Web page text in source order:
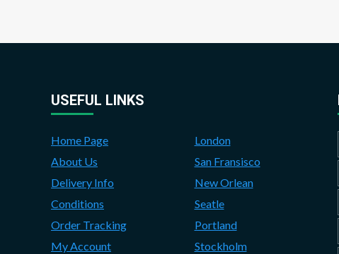
USEFUL LINKS
Home Page
About Us
Delivery Info
Conditions
Order Tracking
My Account
London
San Fransisco
New Orlean
Seatle
Portland
Stockholm